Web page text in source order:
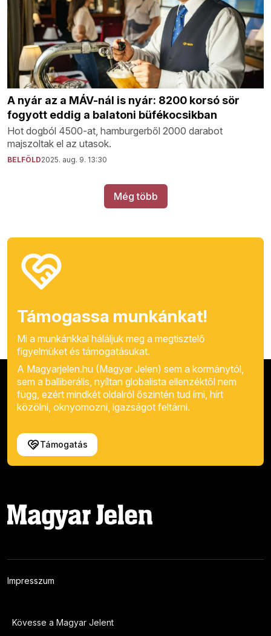
A nyár az a MÁV-nál is nyár: 8200 korsó sör
fogyott eddig a balatoni büfékocsikban
Hot dogból 4500-at, hamburgerből 2000 darabot
majszoltak el az utasok.
BELFÖLD2025. aug. 9. 13:30
Még több
Támogassa munkánkat!
Mi a munkánkkal háláljuk meg a megtisztelő
figyelmüket és támogatásukat.
A Magyarjelen.hu (Magyar Jelen) sem a kormánytól,
sem a balliberális, nyíltan globalista ellenzéktől nem
függ, ezért mindkét oldalról őszintén tud írni, hírt
közölni, oknyomozni, igazságot feltárni.
Támogatás
Impresszum
Kövesse a Magyar Jelent